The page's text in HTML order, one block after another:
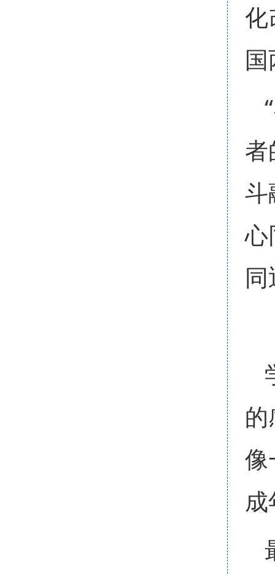
斗
心
像